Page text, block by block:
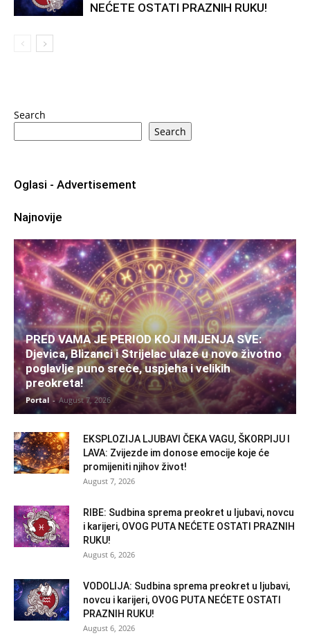
NEĆETE OSTATI PRAZNIH RUKU!
Search
Search
Oglasi - Advertisement
Najnovije
PRED VAMA JE PERIOD KOJI MIJENJA SVE:
Djevica, Blizanci i Strijelac ulaze u novo životno
poglavlje puno sreće, uspjeha i velikih
preokreta!
Portal - August 7, 2026
EKSPLOZIJA LJUBAVI ČEKA VAGU, ŠKORPIJU I
LAVA: Zvijezde im donose emocije koje će
promijeniti njihov život!
August 7, 2026
RIBE: Sudbina sprema preokret u ljubavi, novcu
i karijeri, OVOG PUTA NEĆETE OSTATI PRAZNIH
RUKU!
August 6, 2026
VODOLIJA: Sudbina sprema preokret u ljubavi,
novcu i karijeri, OVOG PUTA NEĆETE OSTATI
PRAZNIH RUKU!
August 6, 2026